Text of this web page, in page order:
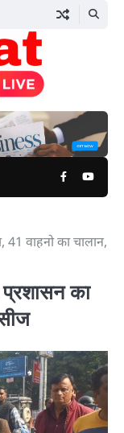
Facebook
41 वाहनो का चालान,
प्रशासन का